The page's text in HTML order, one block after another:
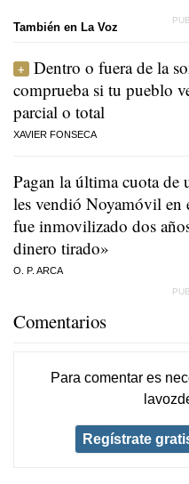
También en La Voz
Dentro o fuera de la
comprueba si tu pueblo
parcial o total
XAVIER FONSECA
Pagan la última cuota
les vendió Noyamóvil en
fue inmovilizado dos
dinero tirado»
O. P. ARCA
Comentarios
Para comentar es
Regístrate